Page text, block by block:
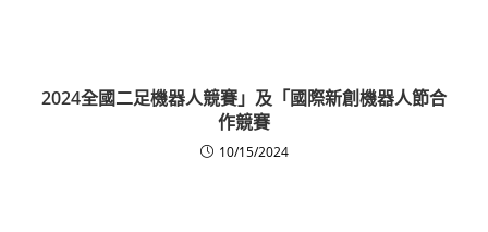
2024全國二足機器人競賽」及「國際新創機器人節合
作競賽
10/15/2024